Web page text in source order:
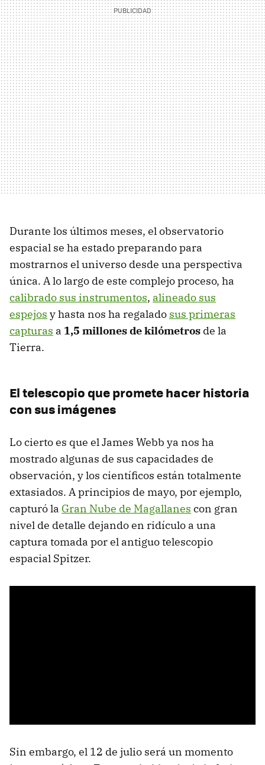
Durante los últimos meses, el observatorio
espacial se ha estado preparando para
mostrarnos el universo desde una perspectiva
única. A lo largo de este complejo proceso, ha
calibrado sus instrumentos, alineado sus
espejos y hasta nos ha regalado sus primeras
capturas a 1,5 millones de kilómetros de la
Tierra.
El telescopio que promete hacer historia
con sus imágenes
Lo cierto es que el James Webb ya nos ha
mostrado algunas de sus capacidades de
observación, y los científicos están totalmente
extasiados. A principios de mayo, por ejemplo,
capturó la Gran Nube de Magallanes con gran
nivel de detalle dejando en ridículo a una
captura tomada por el antiguo telescopio
espacial Spitzer.
Sin embargo, el 12 de julio será un momento